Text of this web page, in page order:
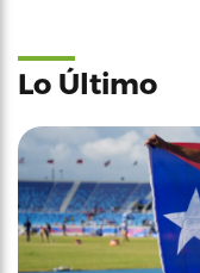
Lo Último